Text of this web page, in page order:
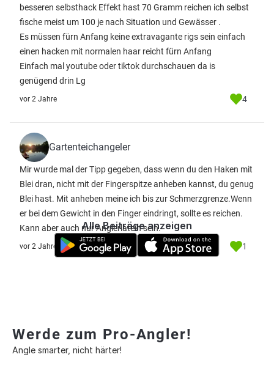
besseren selbsthack Effekt hast 70 Gramm reichen ich selbst
fische meist um 100 je nach Situation und Gewässer .
Es müssen fürn Anfang keine extravagante rigs sein einfach
einen hacken mit normalen haar reicht fürn Anfang
Einfach mal youtube oder tiktok durchschauen da is
genügend drin Lg
vor 2 Jahre 4
Gartenteichangeler
Mir wurde mal der Tipp gegeben, dass wenn du den Haken mit
Blei dran, nicht mit der Fingerspitze anheben kannst, du genug
Blei hast. Mit anheben meine ich bis zur Schmerzgrenze.Wenn
er bei dem Gewicht in den Finger eindringt, sollte es reichen.
Kann aber auch nur Anglerlatein sein.
vor 2 Jahre 1
Alle Beiträge anzeigen
Werde zum Pro-Angler!
Angle smarter, nicht härter!